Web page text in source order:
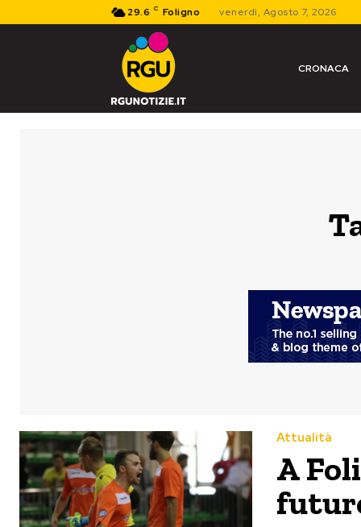
29.6 C Foligno venerdì, Agosto 7, 2026
CRONACA
Attualità
A